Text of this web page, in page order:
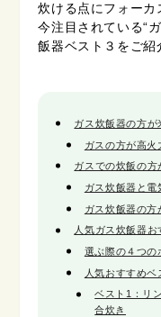
炊ける点にフォーカ
今注目されている“
飯器ベスト３をご紹
ガス炊飯器の方が
ガスの方が高火
ガスでの炊飯の
ガス炊飯器と電
ガス炊飯器の方
人気ガス炊飯器お
選ぶ際の４つの
人気おすすめベ
ベスト1：リ
合炊き